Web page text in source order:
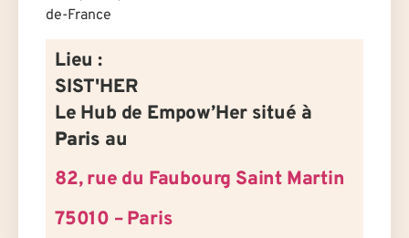
Lieu :
SIST'HER
Le Hub de Empow’Her situé à
Paris au
82, rue du Faubourg Saint Martin
75010 – Paris